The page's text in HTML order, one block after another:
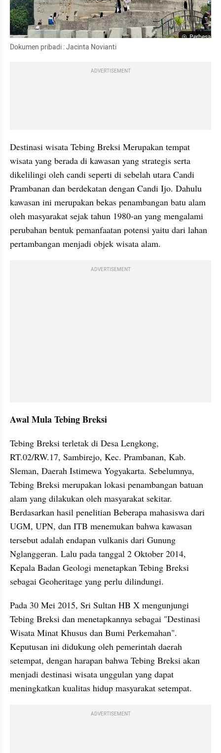
Perbesar
Dokumen pribadi : Jacinta Novianti
ADVERTISEMENT
Destinasi wisata Tebing Breksi Merupakan tempat
wisata yang berada di kawasan yang strategis serta
dikelilingi oleh candi seperti di sebelah utara Candi
Prambanan dan berdekatan dengan Candi Ijo. Dahulu
kawasan ini merupakan bekas penambangan batu alam
oleh masyarakat sejak tahun 1980-an yang mengalami
perubahan bentuk pemanfaatan potensi yaitu dari lahan
pertambangan menjadi objek wisata alam.
ADVERTISEMENT
Awal Mula Tebing Breksi
Tebing Breksi terletak di Desa Lengkong,
RT.02/RW.17, Sambirejo, Kec. Prambanan, Kab.
Sleman, Daerah Istimewa Yogyakarta. Sebelumnya,
Tebing Breksi merupakan lokasi penambangan batuan
alam yang dilakukan oleh masyarakat sekitar.
Berdasarkan hasil penelitian Beberapa mahasiswa dari
UGM, UPN, dan ITB menemukan bahwa kawasan
tersebut adalah endapan vulkanis dari Gunung
Nglanggeran. Lalu pada tanggal 2 Oktober 2014,
Kepala Badan Geologi menetapkan Tebing Breksi
sebagai Geoheritage yang perlu dilindungi.
Pada 30 Mei 2015, Sri Sultan HB X mengunjungi
Tebing Breksi dan menetapkannya sebagai "Destinasi
Wisata Minat Khusus dan Bumi Perkemahan".
Keputusan ini didukung oleh pemerintah daerah
setempat, dengan harapan bahwa Tebing Breksi akan
menjadi destinasi wisata unggulan yang dapat
meningkatkan kualitas hidup masyarakat setempat.
ADVERTISEMENT